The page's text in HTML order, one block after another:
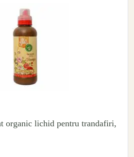
organic lichid pentru trandafiri,